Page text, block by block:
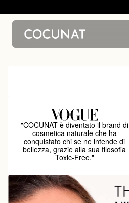
"COCUNAT è diventato il brand di
cosmetica naturale che ha
conquistato chi se ne intende di
bellezza, grazie alla sua filosofia
Toxic-Free."